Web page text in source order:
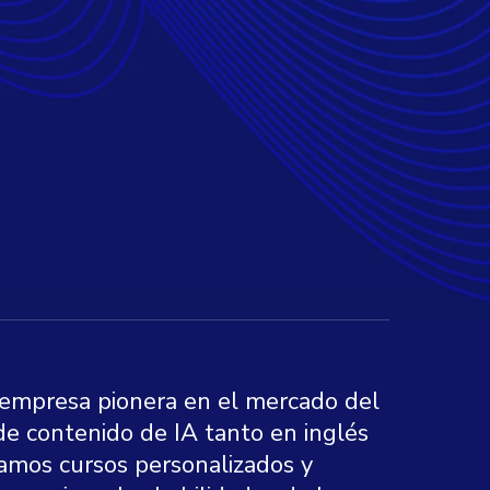
pionera en el mercado del
contenido de IA tanto en inglés
cursos personalizados y